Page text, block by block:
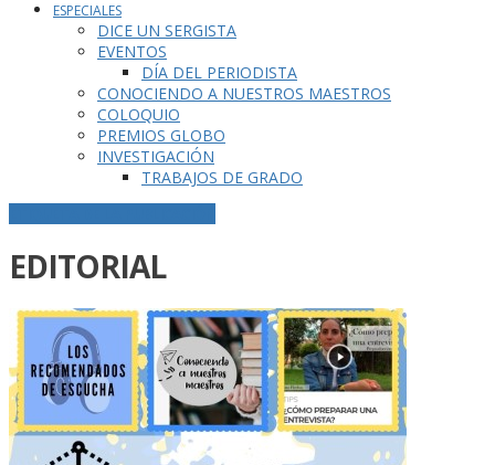
ESPECIALES
DICE UN SERGISTA
EVENTOS
DÍA DEL PERIODISTA
CONOCIENDO A NUESTROS MAESTROS
COLOQUIO
PREMIOS GLOBO
INVESTIGACIÓN
TRABAJOS DE GRADO
EDITORIAL